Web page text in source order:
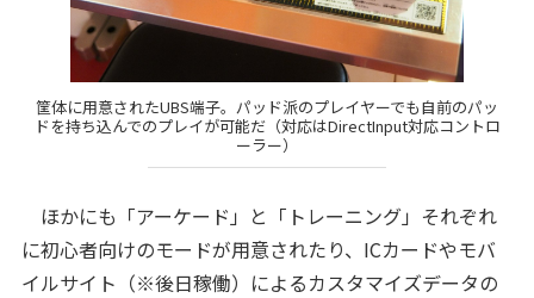
筐体に用意されたUBS端子。パッド派のプレイヤーでも自前のパッ
ドを持ち込んでのプレイが可能だ（対応はDirectInput対応コントロ
ーラー）
ほかにも「アーケード」と「トレーニング」それぞれ
に初心者向けのモードが用意されたり、ICカードやモバ
イルサイト（※後日稼働）によるカスタマイズデータの